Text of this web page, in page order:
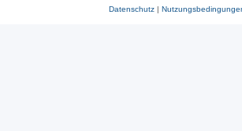
Datenschutz|